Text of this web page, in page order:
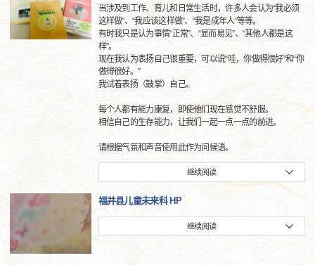
当涉及到工作、育儿和日常生活时，许多人会认为“我必须
这样做”、“我应该这样做”、“我是成年人”等等。
有时我只是认为事情“正常”、“显而易见”、“其他人都是这
样”。
现在我认为表扬自己很重要，可以说“哇，你做得很好”和“你
做得很好。”
我试着表扬（鼓掌）自己。
每个人都有能力康复，即使他们现在感觉不舒服。
相信自己的生存能力，让我们一起一点一点的前进。
请根据气氛和声音使用此作为问候语。
继续阅读
福井县儿童未来科 HP
继续阅读